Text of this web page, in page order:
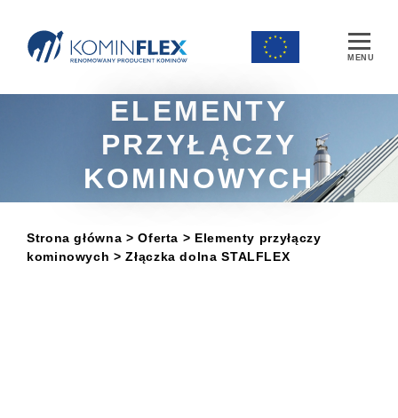
Main Navigation
ELEMENTY
PRZYŁĄCZY
KOMINOWYCH
Strona główna > Oferta > Elementy przyłączy
kominowych > Złączka dolna STALFLEX